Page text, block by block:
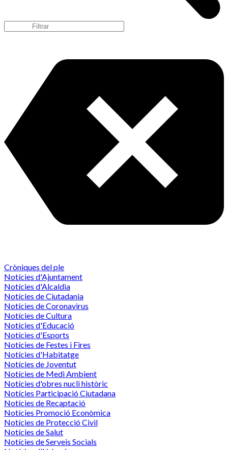
Cròniques del ple
Notícies d'Ajuntament
Notícies d'Alcaldia
Notícies de Ciutadania
Notícies de Coronavirus
Notícies de Cultura
Notícies d'Educació
Notícies d'Esports
Notícies de Festes i Fires
Notícies d'Habitatge
Notícies de Joventut
Notícies de Medi Ambient
Notícies d'obres nucli històric
Notícies Participació Ciutadana
Notícies de Recaptació
Notícies Promoció Econòmica
Notícies de Protecció Civil
Notícies de Salut
Notícies de Serveis Socials